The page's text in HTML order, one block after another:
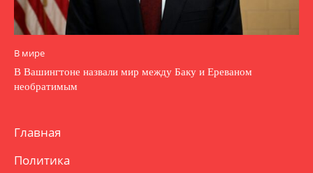
В мире
В Вашингтоне назвали мир между Баку и Ереваном
необратимым
Главная
Политика